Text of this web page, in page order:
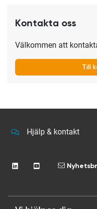
Kontakta oss
Välkommen att
Till
Hjälp & kontakt